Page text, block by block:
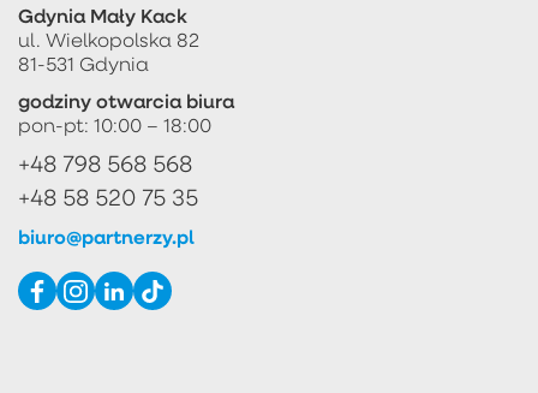
Gdynia Mały Kack
ul. Wielkopolska 82
81-531 Gdynia
godziny otwarcia biura
pon-pt: 10:00 – 18:00
+48 798 568 568
+48 58 520 75 35
biuro@partnerzy.pl